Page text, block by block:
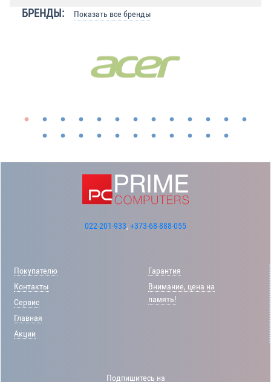
БРЕНДЫ: Показать все бренды
022-201-933, +373-68-888-055
Покупателю
Контакты
Сервис
Главная
Акции
Гарантия
Внимание, цена на
память!
Подпишитесь на